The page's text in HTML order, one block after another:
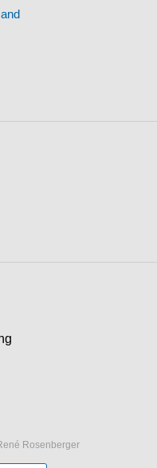
Rosenberger